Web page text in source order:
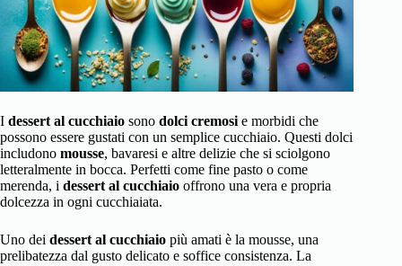
I dessert al cucchiaio sono dolci cremosi e morbidi che
possono essere gustati con un semplice cucchiaio. Questi dolci
includono mousse, bavaresi e altre delizie che si sciolgono
letteralmente in bocca. Perfetti come fine pasto o come
merenda, i dessert al cucchiaio offrono una vera e propria
dolcezza in ogni cucchiaiata.
Uno dei dessert al cucchiaio più amati è la mousse, una
prelibatezza dal gusto delicato e soffice consistenza. La